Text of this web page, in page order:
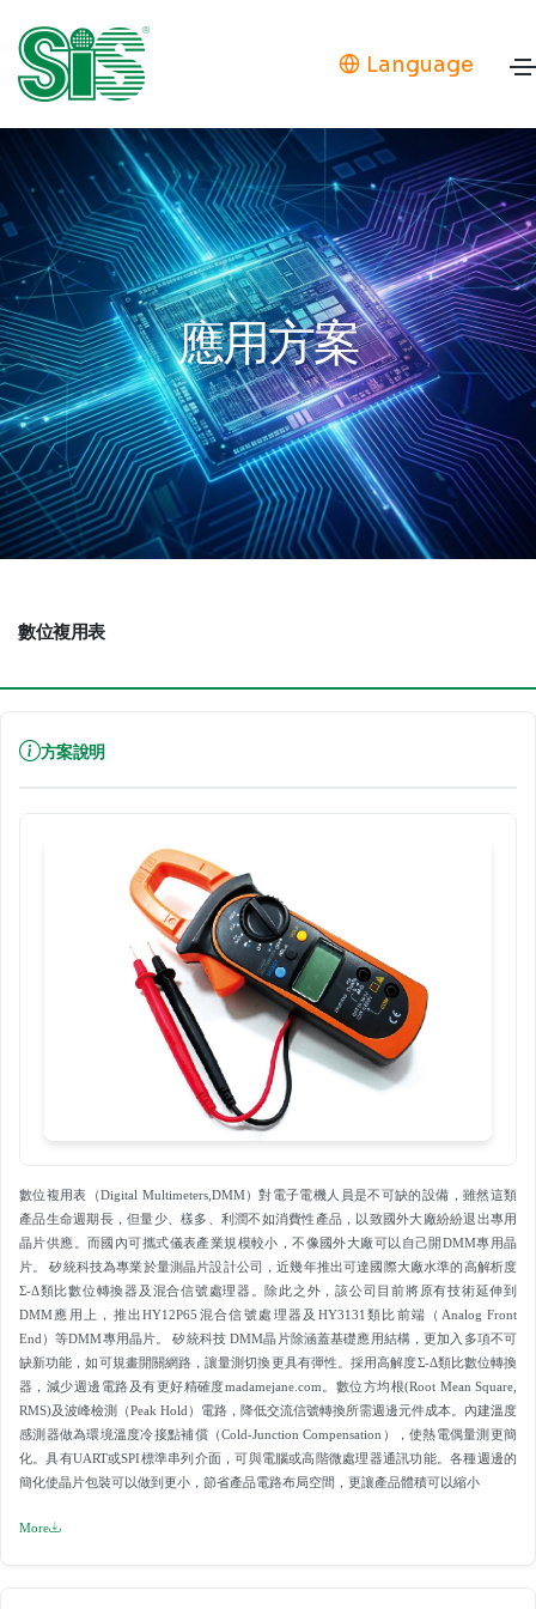
Language
應用方案
數位複用表
方案說明
數位複用表（Digital Multimeters,DMM）對電子電機人員是不可缺的設備，雖然這類
產品生命週期長，但量少、樣多、利潤不如消費性產品，以致國外大廠紛紛退出專用
晶片供應。而國內可攜式儀表產業規模較小，不像國外大廠可以自己開DMM專用晶
片。 矽統科技為專業於量測晶片設計公司，近幾年推出可達國際大廠水準的高解析度
Σ-Δ類比數位轉換器及混合信號處理器。除此之外，該公司目前將原有技術延伸到
DMM應用上，推出HY12P65混合信號處理器及HY3131類比前端（Analog Front
End）等DMM專用晶片。 矽統科技 DMM晶片除涵蓋基礎應用結構，更加入多項不可
缺新功能，如可規畫開關網路，讓量測切換更具有彈性。採用高解度Σ-Δ類比數位轉換
器，減少週邊電路及有更好精確度madamejane.com。數位方均根(Root Mean Square,
RMS)及波峰檢測（Peak Hold）電路，降低交流信號轉換所需週邊元件成本。內建溫度
感測器做為環境溫度冷接點補償（Cold-Junction Compensation），使熱電偶量測更簡
化。具有UART或SPI標準串列介面，可與電腦或高階微處理器通訊功能。各種週邊的
簡化使晶片包裝可以做到更小，節省產品電路布局空間，更讓產品體積可以縮小
More